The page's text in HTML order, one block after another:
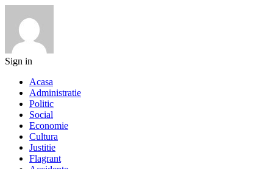
Sign in
Acasa
Administratie
Politic
Social
Economie
Cultura
Justitie
Flagrant